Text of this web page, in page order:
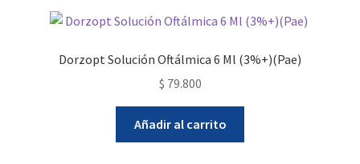
Dorzopt Solución Oftálmica 6 Ml (3%+)(Pae)
$ 79.800
Añadir al carrito